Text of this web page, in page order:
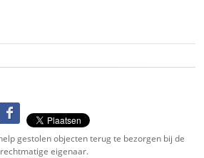
gestolen objecten terug te bezorgen bij de
rechtmatige eigenaar.